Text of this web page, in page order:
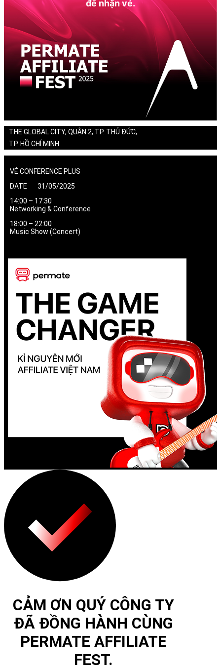
để nhận vé.
THE GLOBAL CITY, QUẬN 2, TP. THỦ ĐỨC,
TP. HỒ CHÍ MINH
VÉ CONFERENCE PLUS
DATE 31/05/2025
14:00 – 17:30
Networking & Conference
18:00 – 22:00
Music Show (Concert)
CẢM ƠN QUÝ CÔNG TY
ĐÃ ĐỒNG HÀNH CÙNG
PERMATE AFFILIATE
FEST.